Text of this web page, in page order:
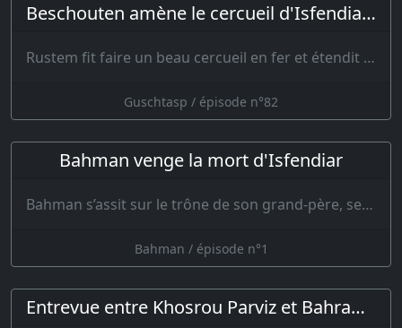
Beschouten amène le cercueil d'Isfendiar à Guschtasp
Rustem fit faire un beau cercueil en fer et étendit dessus un poêl…
Guschtasp / épisode n°82
Bahman venge la mort d'Isfendiar
Bahman s’assit sur le trône de son grand-père, se revêtit d’une armure et se mit à fai…
Bahman / épisode n°1
Entrevue entre Khosrou Parviz et Bahram Djoubineh